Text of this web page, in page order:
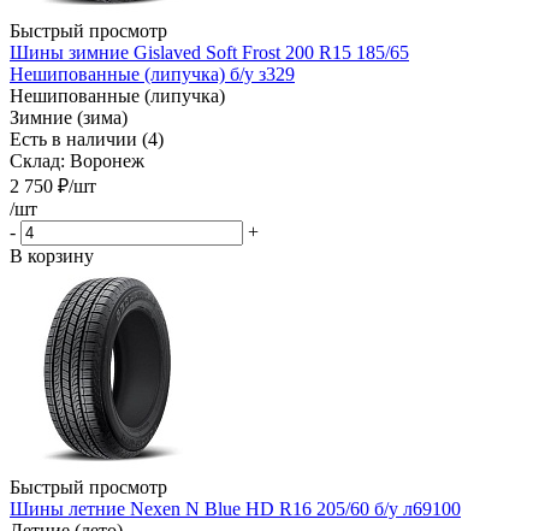
Быстрый просмотр
Шины зимние Gislaved Soft Frost 200 R15 185/65
Нешипованные (липучка) б/у з329
Нешипованные (липучка)
Зимние (зима)
Есть в наличии (4)
Склад: Воронеж
2 750 ₽/шт
/шт
-
+
В корзину
Быстрый просмотр
Шины летние Nexen N Blue HD R16 205/60 б/у л69100